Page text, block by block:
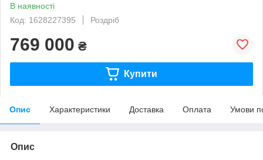
В наявності
Код: 1628227395
Роздріб
769 000 ₴
Купити
Опис Характеристики Доставка Оплата Умови
Опис